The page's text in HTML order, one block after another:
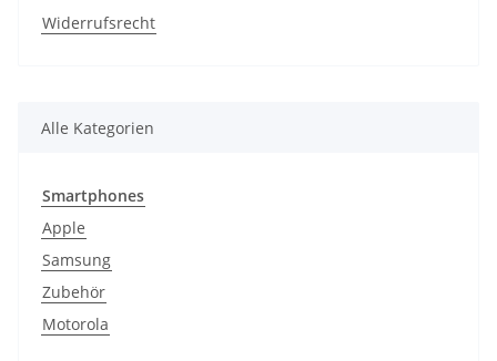
Widerrufsrecht
Alle Kategorien
Smartphones
Apple
Samsung
Zubehör
Motorola